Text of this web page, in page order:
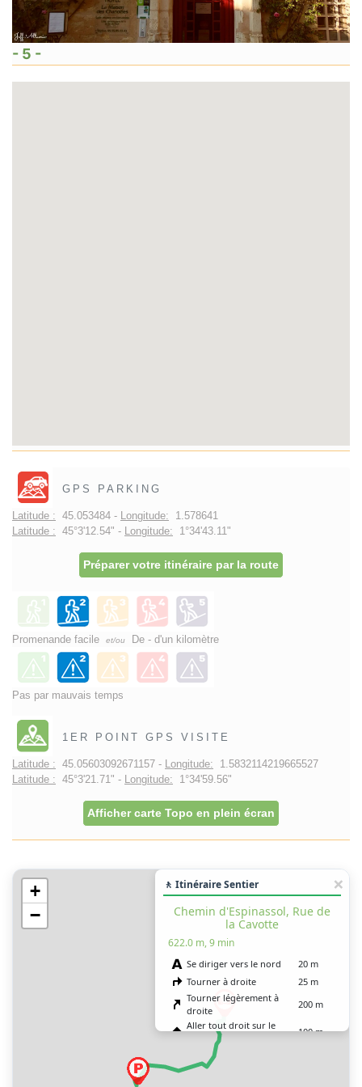
- 5 -
GPS PARKING
Latitude : 45.053484 - Longitude: 1.578641
Latitude : 45°3'12.54" - Longitude: 1°34'43.11"
Préparer votre itinéraire par la route
Promenande facile et/ou De - d'un kilomètre
Pas par mauvais temps
1ER POINT GPS VISITE
Latitude : 45.05603092671157 - Longitude: 1.5832114219665527
Latitude : 45°3'21.71" - Longitude: 1°34'59.56"
Afficher carte Topo en plein écran
+
−
🚶 Itinéraire Sentier
Chemin d'Espinassol, Rue de
la Cavotte
622.0 m, 9 min
Se diriger vers le nord
20 m
Tourner à droite
25 m
Tourner légèrement à
droite
200 m
Aller tout droit sur le
chemin d’Espinassol
100 m
Tourner à droite sur la
place de la Halle